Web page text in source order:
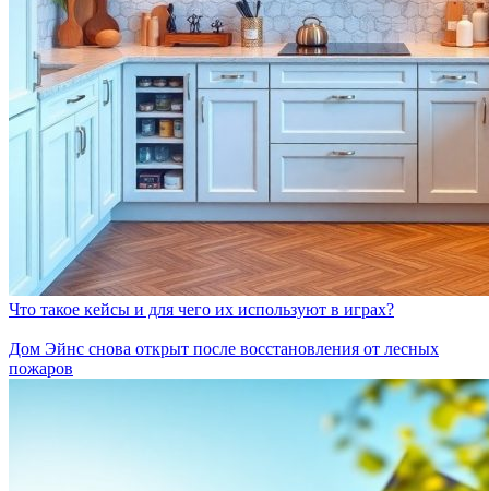
Что такое кейсы и для чего их используют в играх?
Дом Эйнс снова открыт после восстановления от лесных
пожаров